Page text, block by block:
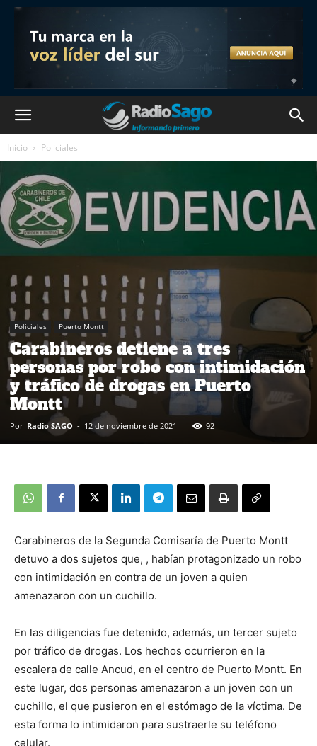
Inicio Policiales
Policiales Puerto Montt
Carabineros detiene a tres
personas por robo con intimidación
y tráfico de drogas en Puerto
Montt
Por Radio SAGO - 12 de noviembre de 2021 92
Carabineros de la Segunda Comisaría de Puerto Montt
detuvo a dos sujetos que, , habían protagonizado un robo
con intimidación en contra de un joven a quien
amenazaron con un cuchillo.
En las diligencias fue detenido, además, un tercer sujeto
por tráfico de drogas. Los hechos ocurrieron en la
escalera de calle Ancud, en el centro de Puerto Montt. En
este lugar, dos personas amenazaron a un joven con un
cuchillo, el que pusieron en el estómago de la víctima. De
esta forma lo intimidaron para sustraerle su teléfono
celular.